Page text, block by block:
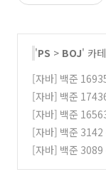
'PS > BOJ' 카
[자바] 백준
[자바] 백준
[자바] 백준
(0)
[자바] 백준 3142
(0)
[자바] 백준